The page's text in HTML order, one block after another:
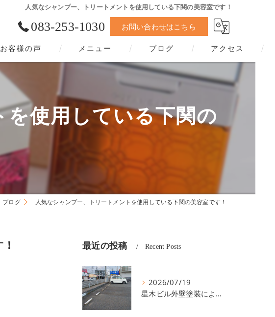
人気なシャンプー、トリートメントを使用している下関の美容室です！
083-253-1030 お問い合わせはこちら
お客様の声 メニュー ブログ アクセス
使用している下関の
ブログ 人気なシャンプー、トリートメントを使用している下関の美容室です！
最近の投稿 Recent Posts
2026/07/19
星木ビル外壁塗装による、駐車場の件につきまして。